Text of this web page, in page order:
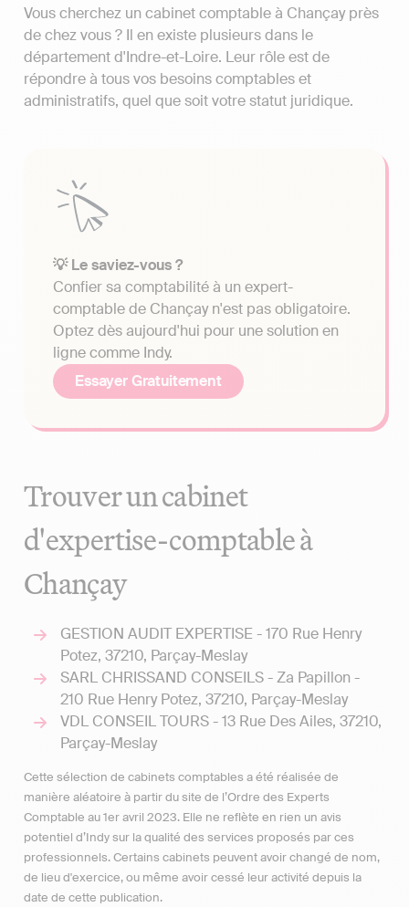
Vous cherchez un cabinet comptable à Chançay près
de chez vous ? Il en existe plusieurs dans le
département d'Indre-et-Loire. Leur rôle est de
répondre à tous vos besoins comptables et
administratifs, quel que soit votre statut juridique.
💡 Le saviez-vous ?
Confier sa comptabilité à un expert-
comptable de Chançay n'est pas obligatoire.
Optez dès aujourd'hui pour une solution en
ligne comme Indy.
Essayer Gratuitement
Trouver un cabinet
d'expertise-comptable à
Chançay
GESTION AUDIT EXPERTISE - 170 Rue Henry
Potez, 37210, Parçay-Meslay
SARL CHRISSAND CONSEILS - Za Papillon -
210 Rue Henry Potez, 37210, Parçay-Meslay
VDL CONSEIL TOURS - 13 Rue Des Ailes, 37210,
Parçay-Meslay
Cette sélection de cabinets comptables a été réalisée de
manière aléatoire à partir du site de l’Ordre des Experts
Comptable au 1er avril 2023. Elle ne reflète en rien un avis
potentiel d’Indy sur la qualité des services proposés par ces
professionnels. Certains cabinets peuvent avoir changé de nom,
de lieu d'exercice, ou même avoir cessé leur activité depuis la
date de cette publication.